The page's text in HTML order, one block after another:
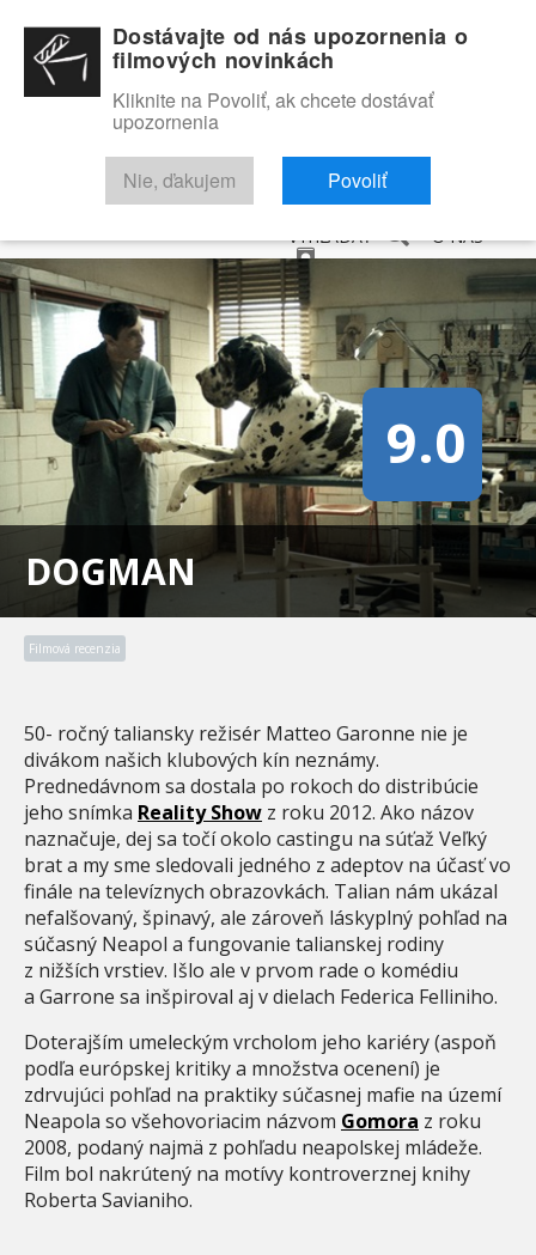
RECENZIE TRAILERY FILMOVÁ DATABÁZA
VYHĽADAŤ O NÁS
DOGMAN
9.0
Filmová recenzia
50- ročný taliansky režisér Matteo Garonne nie je
divákom našich klubových kín neznámy.
Prednedávnom sa dostala po rokoch do distribúcie
jeho snímka Reality Show z roku 2012. Ako názov
naznačuje, dej sa točí okolo castingu na súťaž Veľký
brat a my sme sledovali jedného z adeptov na účasť vo
finále na televíznych obrazovkách. Talian nám ukázal
nefalšovaný, špinavý, ale zároveň láskyplný pohľad na
súčasný Neapol a fungovanie talianskej rodiny
z nižších vrstiev. Išlo ale v prvom rade o komédiu
a Garrone sa inšpiroval aj v dielach Federica Felliniho.
Doterajším umeleckým vrcholom jeho kariéry (aspoň
podľa európskej kritiky a množstva ocenení) je
zdrvujúci pohľad na praktiky súčasnej mafie na území
Neapola so všehovoriacim názvom Gomora z roku
2008, podaný najmä z pohľadu neapolskej mládeže.
Film bol nakrútený na motívy kontroverznej knihy
Roberta Savianiho.
Dostávajte od nás upozornenia o
filmových novinkách
Kliknite na Povoliť, ak chcete dostávať
upozornenia
Nie, ďakujem Povoliť